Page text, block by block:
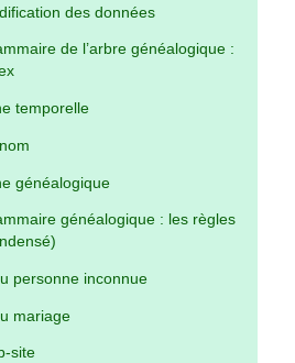
des données
de l’arbre généalogique :
temporelle
généalogique
généalogique : les règles
personne inconnue
mariage
site